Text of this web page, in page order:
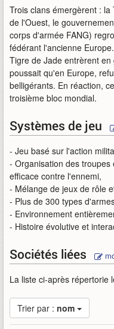
Trois clans émergèrent :
de l'Ouest, le
corps d'armée FANG)
fédérant l'ancienne
Tigre de Jade entrèrent
poussait qu'en Europe,
belligérants. En réaction,
troisième bloc mondial.
Systèmes de jeu
- Jeu basé sur l'action
- Organisation des
efficace contre l'ennemi,
- Mélange de jeux de rôle
- Plus de 300 types
- Environnement
- Histoire évolutive et
Sociétés liées
La liste ci-après répertorie
Trier par : nom